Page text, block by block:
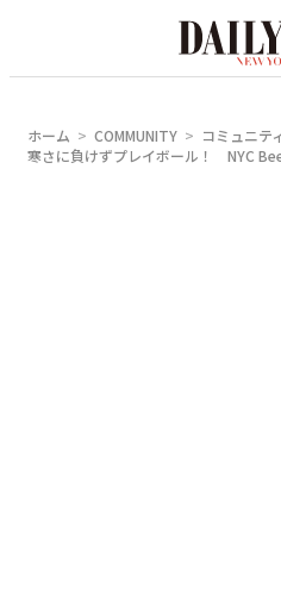
ホーム COMMUNITY
コミュニテ
寒さに負けずプレイボール！ NYC